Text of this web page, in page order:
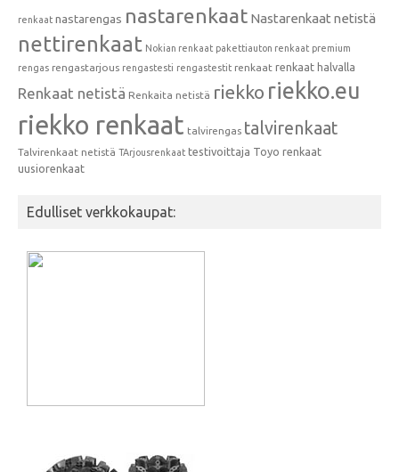
renkaat nastarengas nastarenkaat Nastarenkaat netistä
nettirenkaat Nokian renkaat pakettiauton renkaat premium
rengas rengastarjous rengastesti rengastestit renkaat renkaat halvalla
Renkaat netistä Renkaita netistä riekko riekko.eu
riekko renkaat talvirengas talvirenkaat
Talvirenkaat netistä TArjousrenkaat testivoittaja Toyo renkaat
uusiorenkaat
Edulliset verkkokaupat: